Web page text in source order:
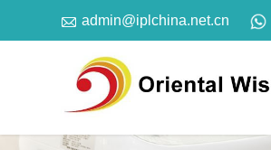
 admin@iplchina.net.cn